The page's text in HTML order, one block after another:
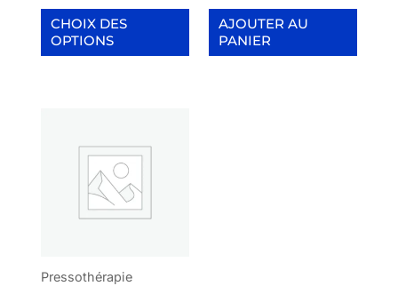
CHOIX DES
OPTIONS
du
produit
AJOUTER AU
PANIER
Pressothérapie
produit
plusieurs
options